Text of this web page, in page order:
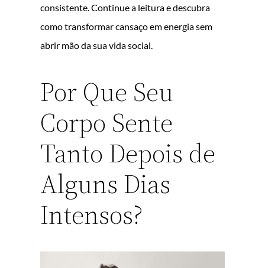
consistente. Continue a leitura e descubra
como transformar cansaço em energia sem
abrir mão da sua vida social.
Por Que Seu
Corpo Sente
Tanto Depois de
Alguns Dias
Intensos?